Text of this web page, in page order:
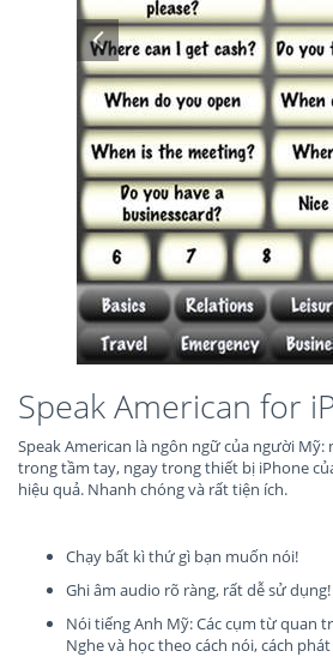
Speak American for
Speak American là ngôn ngữ của người Mỹ:
trong tầm tay, ngay trong thiết bị iPhone
hiệu quả. Nhanh chóng và rất tiện ích.
Chạy bất kì thứ gì bạn muốn nói!
Ghi âm audio rõ ràng, rất dễ sử dụng!
Nói tiếng Anh Mỹ: Các cụm từ quan
Nghe và học theo cách nói, cách